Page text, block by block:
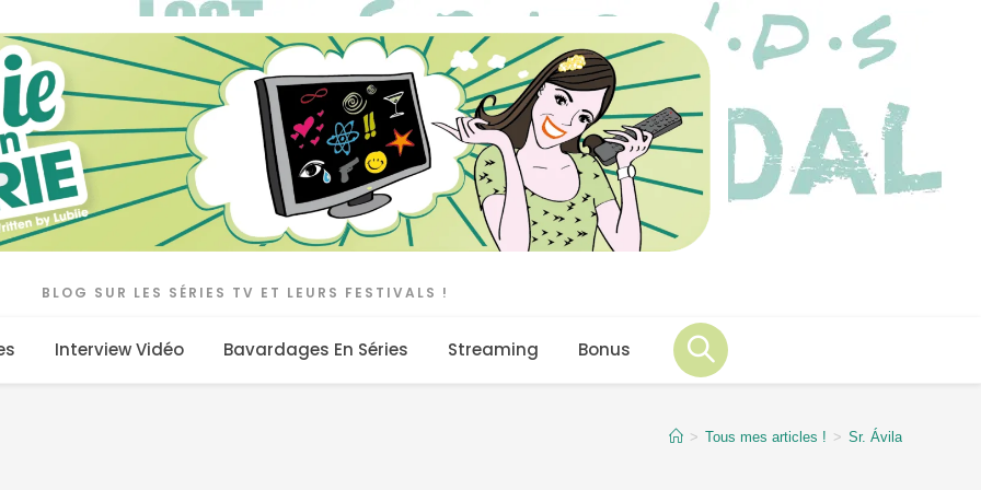
BLOG SUR LES SÉRIES TV ET LEURS FESTIVALS !
Interview Vidéo Bavardages En Séries Streaming Bonus
> Tous mes articles ! > Sr. Ávila